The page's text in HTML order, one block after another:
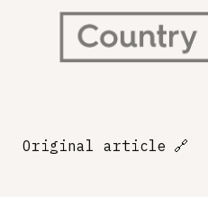
Original article 🔗